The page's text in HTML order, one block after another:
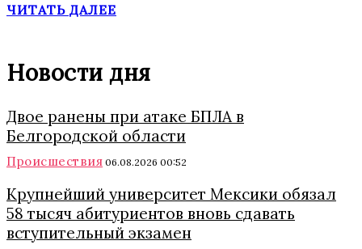
ЧИТАТЬ ДАЛЕЕ
Новости дня
Двое ранены при атаке БПЛА в
Белгородской области
Происшествия 06.08.2026 00:52
Крупнейший университет Мексики обязал
58 тысяч абитуриентов вновь сдавать
вступительный экзамен